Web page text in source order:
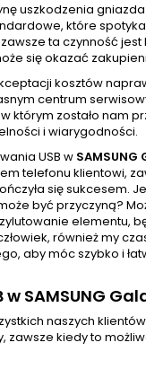
uszkodzenia
które
ta czynność
się okazać
kosztów
centrum
którym zostało nam
i wiarygodności.
USB w
telefonu klientowi,
się sukcesem.
być przyczyną?
elementu,
również my
aby móc szybko i
SAMSUNG
naszych
kiedy to